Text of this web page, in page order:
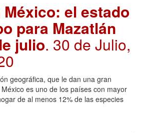
México: el estado
para Mazatlán
julio. 30 de Julio,
geográfica, que le dan una gran
es uno de los países con mayor
de al menos 12% de las especies